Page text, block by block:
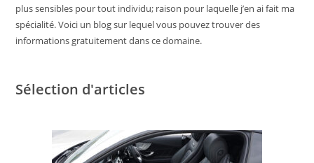
plus sensibles pour tout individu; raison pour laquelle j’en ai fait ma
spécialité. Voici un blog sur lequel vous pouvez trouver des
informations gratuitement dans ce domaine.
Sélection d'articles